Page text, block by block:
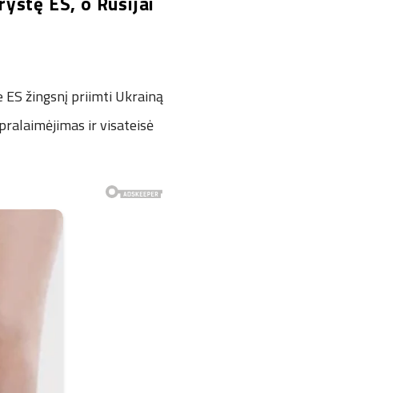
žingsnį priimti Ukrainą
ir visateisė